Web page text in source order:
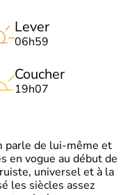
Lever
06h59
Coucher
19h07
parle de lui-même et
en vogue au début de
universel et à la
les siècles assez